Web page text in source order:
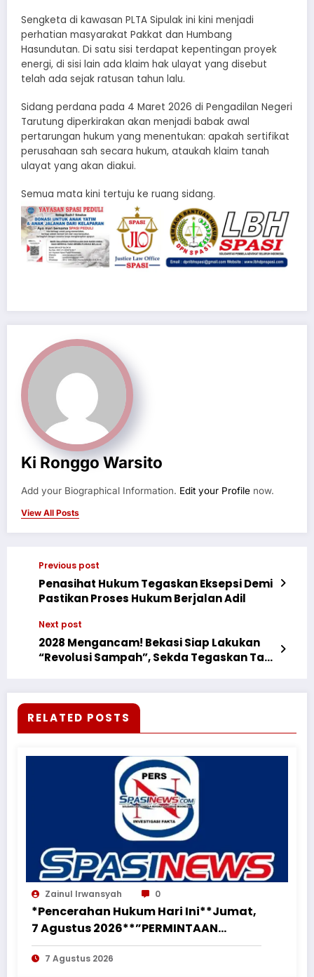
Sengketa di kawasan PLTA Sipulak ini kini menjadi
perhatian masyarakat Pakkat dan Humbang
Hasundutan. Di satu sisi terdapat kepentingan proyek
energi, di sisi lain ada klaim hak ulayat yang disebut
telah ada sejak ratusan tahun lalu.
Sidang perdana pada 4 Maret 2026 di Pengadilan Negeri
Tarutung diperkirakan akan menjadi babak awal
pertarungan hukum yang menentukan: apakah sertifikat
perusahaan sah secara hukum, ataukah klaim tanah
ulayat yang akan diakui.
Semua mata kini tertuju ke ruang sidang.
Ki Ronggo Warsito
Add your Biographical Information. Edit your Profile now.
View All Posts
Previous post
Penasihat Hukum Tegaskan Eksepsi Demi
Pastikan Proses Hukum Berjalan Adil
Next post
2028 Mengancam! Bekasi Siap Lakukan
“Revolusi Sampah”, Sekda Tegaskan Tak
RELATED POSTS
Zainul Irwansyah 0
*Pencerahan Hukum Hari Ini**Jumat,
7 Agustus 2026**”PERMINTAAN
PERUBAHAN PEKERJAAN SECARA LISAN
TIDAK MENGHAPUS KEWAJIBAN
7 Agustus 2026